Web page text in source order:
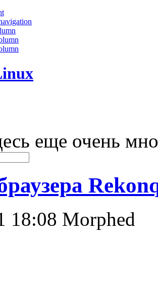
еще очень
18:08 Morphed